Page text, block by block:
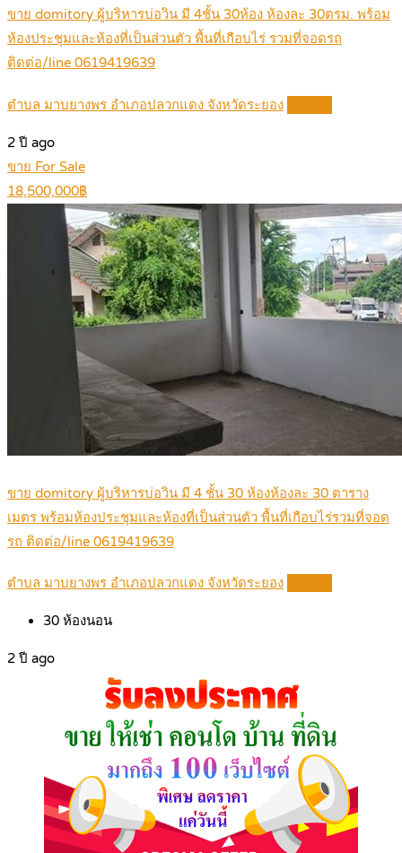
ขาย domitory ผู้บริหารบ่อวิน มี 4ชั้น 30ห้อง ห้องละ 30ตรม. พร้อม
ห้องประชุมและห้องที่เป็นส่วนตัว พื้นที่เกือบไร่ รวมที่จอดรถ
ติดต่อ/line 0619419639
ตำบล มาบยางพร อำเภอปลวกแดง จังหวัดระยอง
2 ปี ago
ขาย For Sale
18,500,000฿
ขาย domitory ผู้บริหารบ่อวิน มี 4 ชั้น 30 ห้องห้องละ 30 ตาราง
เมตร พร้อมห้องประชุมและห้องที่เป็นส่วนตัว พื้นที่เกือบไร่รวมที่จอด
รถ ติดต่อ/line 0619419639
ตำบล มาบยางพร อำเภอปลวกแดง จังหวัดระยอง
30 ห้องนอน
2 ปี ago